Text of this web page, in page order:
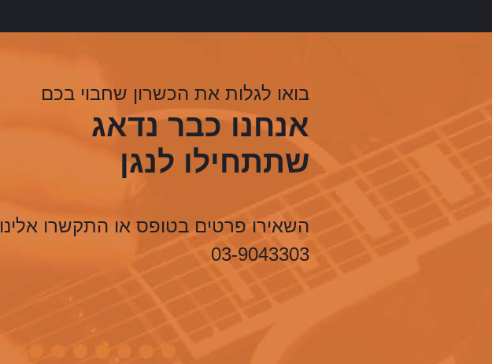
בואו לגלות את הכשרון שחבוי בכם
אנחנו כבר נדאג
שתתחילו לנגן
השאירו פרטים בטופס או התקשרו אלינו
03-9043303